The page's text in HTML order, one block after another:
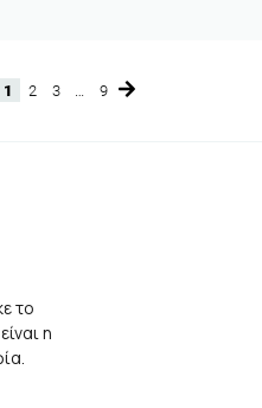
Page
1 Page
2 Page
3 Page
9
το
η